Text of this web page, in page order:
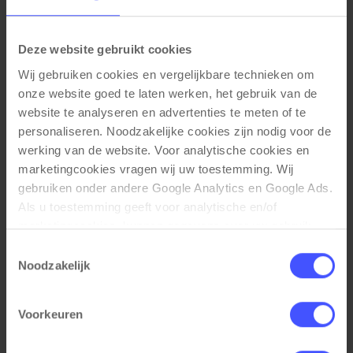
Deze website gebruikt cookies
Wij gebruiken cookies en vergelijkbare technieken om
onze website goed te laten werken, het gebruik van de
website te analyseren en advertenties te meten of te
personaliseren. Noodzakelijke cookies zijn nodig voor de
werking van de website. Voor analytische cookies en
marketingcookies vragen wij uw toestemming. Wij
gebruiken onder andere Google Analytics en Google Ads.
Als u toestemming geeft voor analytische en/of
marketingcookies, kunnen gegevens over uw gebruik
analyse, advertentiemeting, remarketing en
campagneoptimalisatie. Meer informatie vindt u in onze
privacyverklaring en cookieverklaring op onze website.
Daar leest u ook hoe Google gegevens verwerkt wanneer
Noodzakelijk
Voorkeuren
Afmetingen
Zithoogte: 42 cm
Totale hoogte: 80 cm
Totale breedte: 72 cm
Totale diepte: 67 cm
Gerelateerde producten